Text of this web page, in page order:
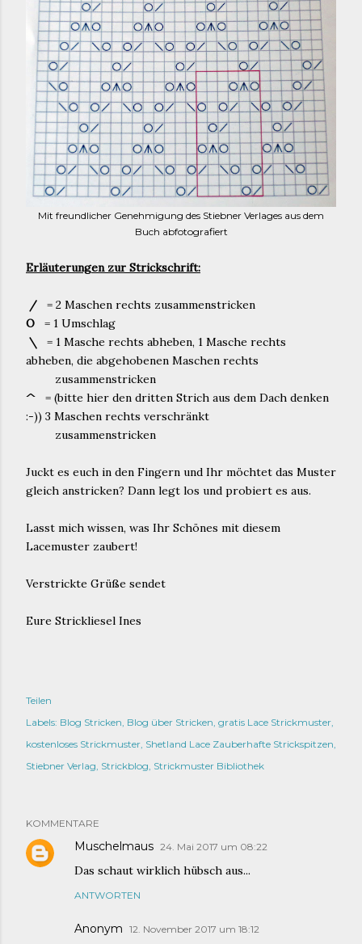
Mit freundlicher Genehmigung des Stiebner Verlages aus dem
Buch abfotografiert
Erläuterungen zur Strickschrift:
/ = 2 Maschen rechts zusammenstricken
O = 1 Umschlag
\
= 1 Masche rechts abheben, 1 Masche rechts
abheben, die abgehobenen Maschen rechts
zusammenstricken
^
= (bitte hier den dritten Strich aus dem Dach denken
:-)) 3 Maschen rechts verschränkt
zusammenstricken
Juckt es euch in den Fingern und Ihr möchtet das Muster
gleich anstricken? Dann legt los und probiert es aus.
Lasst mich wissen, was Ihr Schönes mit diesem
Lacemuster zaubert!
Verstrickte Grüße sendet
Eure Strickliesel Ines
Teilen
Labels: Blog Stricken Blog über Stricken gratis Lace Strickmuster
kostenloses Strickmuster Shetland Lace Zauberhafte Strickspitzen
Stiebner Verlag Strickblog Strickmuster Bibliothek
KOMMENTARE
Muschelmaus 24. Mai 2017 um 08:22
Das schaut wirklich hübsch aus...
ANTWORTEN
Anonym 12. November 2017 um 18:12